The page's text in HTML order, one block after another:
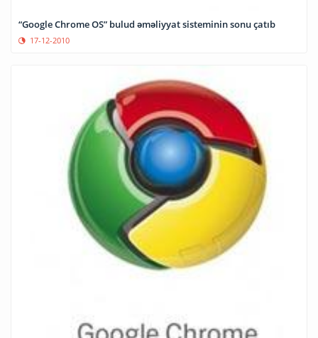
“Google Chrome OS” bulud əməliyyat sisteminin sonu çatıb
17-12-2010